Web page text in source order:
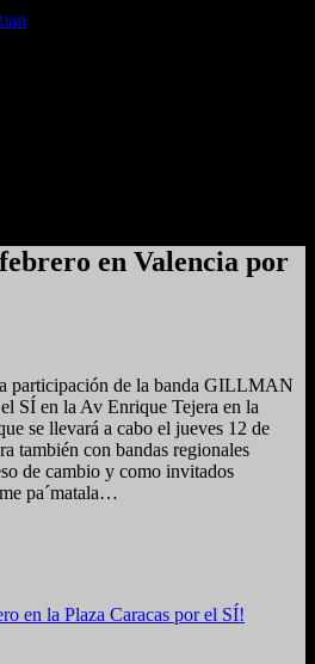
en Valencia por
participación de la banda GILLMAN
SÍ en la Av Enrique Tejera en la
se llevará a cabo el jueves 12 de
también con bandas regionales
de cambio y como invitados
pa´matala…
en la Plaza Caracas por el SÍ!